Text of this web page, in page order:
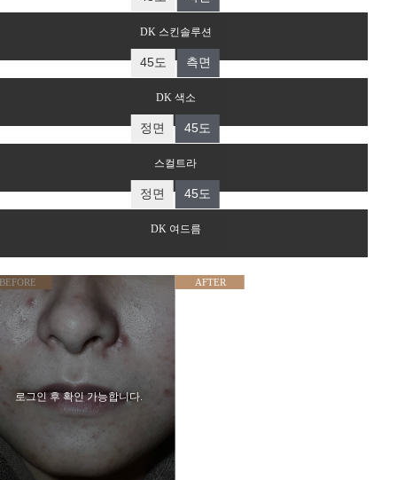
DK 스킨솔루션
DK 색소
스컬트라
DK 여드름
로그인 후 확인 가능합니다.
AFTER